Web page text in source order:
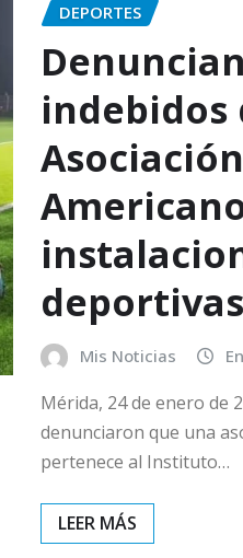
DEPORTES
indebidos
Mis Noticias
Mérida, 24 de enero de
denunciaron que una
pertenece al Instituto…